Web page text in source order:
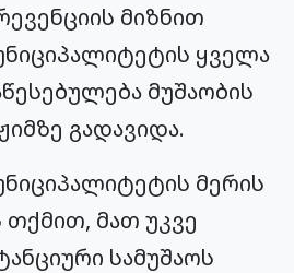
მიზნით
ყველა
მუშაობის
გადავიდა.
მერის
თქმით, მათ უკვე
სამუშაოს